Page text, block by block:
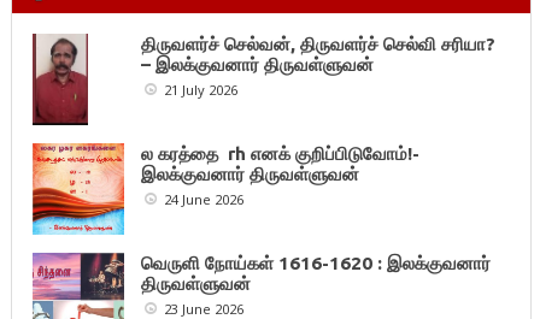
திருவளர்ச் செல்வன், திருவளர்ச் செல்வி சரியா?
– இலக்குவனார் திருவள்ளுவன்
21 July 2026
ல கரத்தை rh எனக் குறிப்பிடுவோம்!-
இலக்குவனார் திருவள்ளுவன்
24 June 2026
வெருளி நோய்கள் 1616-1620 : இலக்குவனார்
திருவள்ளுவன்
23 June 2026